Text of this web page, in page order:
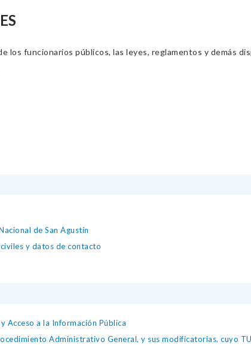
los funcionarios públicos, las leyes, reglamentos y demás
de San Agustín
y datos de contacto
Acceso a la Información Pública
Administrativo General, y sus modificatorias, cuyo